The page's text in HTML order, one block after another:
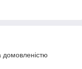
домовленістю